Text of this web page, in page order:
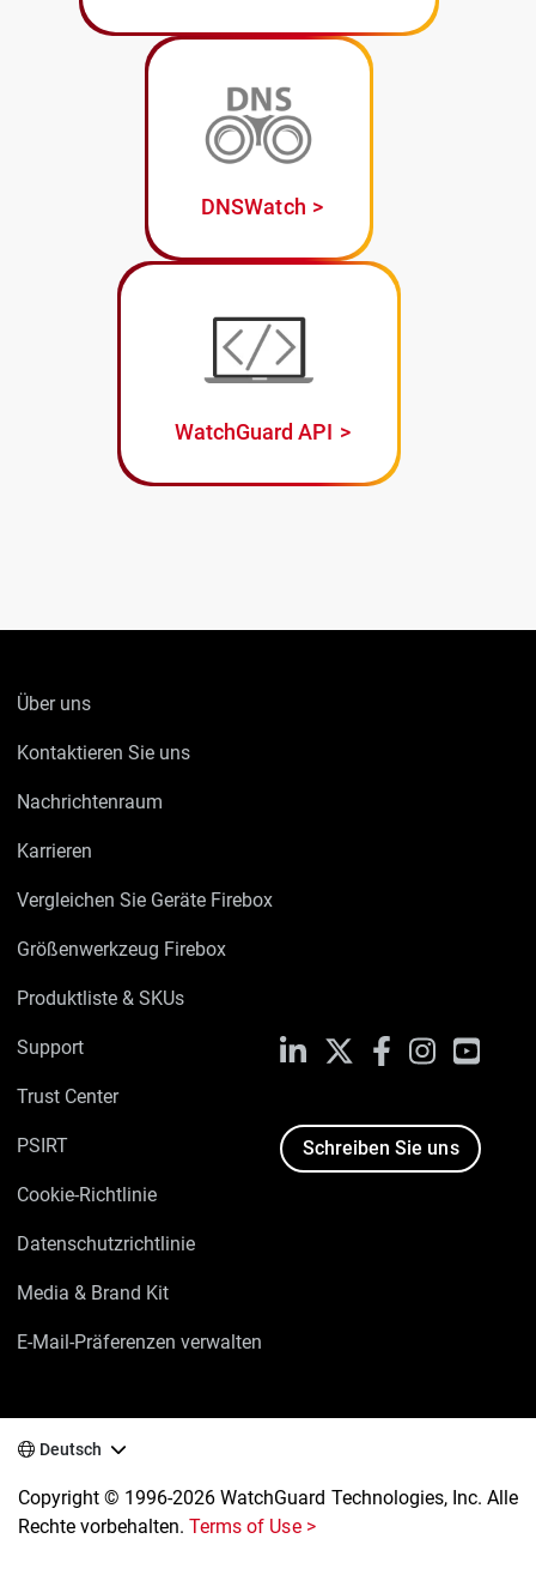
DNSWatch
WatchGuard API
Über uns
Kontaktieren Sie uns
Nachrichtenraum
Karrieren
Vergleichen Sie Geräte Firebox
Größenwerkzeug Firebox
Produktliste & SKUs
Support
Trust Center
PSIRT
Cookie-Richtlinie
Datenschutzrichtlinie
Media & Brand Kit
E-Mail-Präferenzen verwalten
LinkedIn FacebookInstagram
Schreiben Sie uns
Deutsch
Copyright © 1996-2026 WatchGuard Technologies, Inc. Alle
Rechte vorbehalten.Terms of Use >